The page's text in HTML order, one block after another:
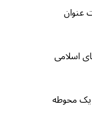
را تحت عنوان
اسلامی
یک محوطه